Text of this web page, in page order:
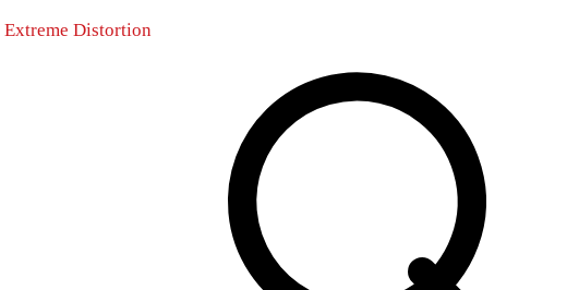
Extreme Distortion